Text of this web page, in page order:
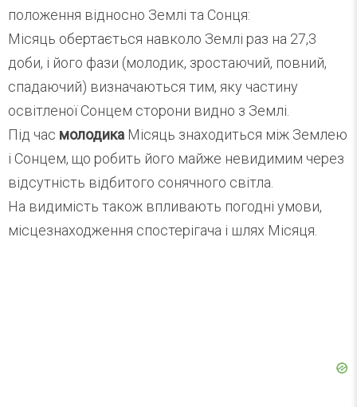
положення відносно Землі та Сонця:
Місяць обертається навколо Землі раз на 27,3
доби, і його фази (молодик, зростаючий, повний,
спадаючий) визначаються тим, яку частину
освітленої Сонцем сторони видно з Землі.
Під час молодика Місяць знаходиться між Землею
і Сонцем, що робить його майже невидимим через
відсутність відбитого сонячного світла.
На видимість також впливають погодні умови,
місцезнаходження спостерігача і шлях Місяця.